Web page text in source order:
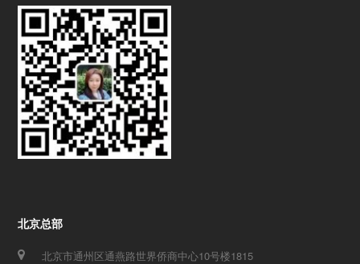
北京总部
北京市通州区通燕路世界侨商中心10号楼1815